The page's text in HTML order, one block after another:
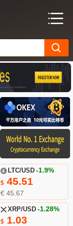
LTC/USD -1.9%
$45.51
€ 45.67
XRP/USD -1.28%
$1.03